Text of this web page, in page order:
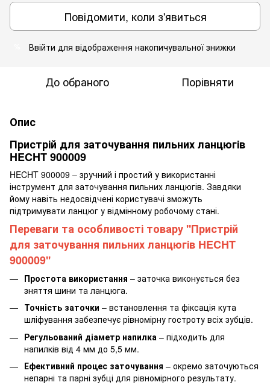
Повідомити, коли з'явиться
Ввійти для відображення накопичувальної знижки
До обраного Порівняти
Опис
Пристрій для заточування пильних ланцюгів
HECHT 900009
HECHT 900009 – зручний і простий у використанні
інструмент для заточування пильних ланцюгів. Завдяки
йому навіть недосвідчені користувачі зможуть
підтримувати ланцюг у відмінному робочому стані.
Переваги та особливості товару ''Пристрій
для заточування пильних ланцюгів HECHT
900009''
Простота використання – заточка виконується без
зняття шини та ланцюга.
Точність заточки – встановлення та фіксація кута
шліфування забезпечує рівномірну гостроту всіх зубців.
Регульований діаметр напилка – підходить для
напилків від 4 мм до 5,5 мм.
Ефективний процес заточування – окремо заточуються
непарні та парні зубці для рівномірного результату.